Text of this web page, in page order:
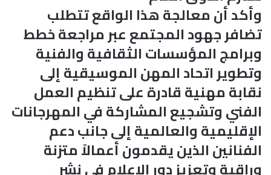
وأكد أن معالجة هذا الواقع تتطلب
تضافر جهود المجتمع عبر مراجعة خطط
وبرامج المؤسسات الثقافية والفنية
وتطوير اتحاد المهن الموسيقية إلى
نقابة مهنية قادرة على تنظيم العمل
الفني وتشجيع المشاركة في المهرجانات
الإقليمية والعالمية إلى جانب دعم
الفنانين الذين يقدمون أعمالاً متزنة
وراقية وتعزيز دور الإعلام في نشر